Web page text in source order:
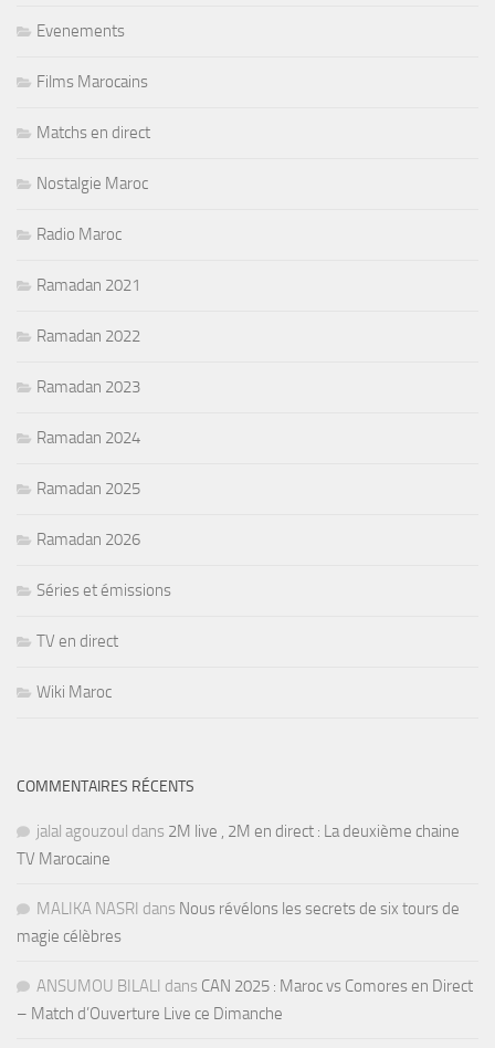
Evenements
Films Marocains
Matchs en direct
Nostalgie Maroc
Radio Maroc
Ramadan 2021
Ramadan 2022
Ramadan 2023
Ramadan 2024
Ramadan 2025
Ramadan 2026
Séries et émissions
TV en direct
Wiki Maroc
COMMENTAIRES RÉCENTS
jalal agouzoul dans 2M live , 2M en direct : La deuxième chaine
TV Marocaine
MALIKA NASRI dans Nous révélons les secrets de six tours de
magie célèbres
ANSUMOU BILALI dans CAN 2025 : Maroc vs Comores en Direct
– Match d’Ouverture Live ce Dimanche